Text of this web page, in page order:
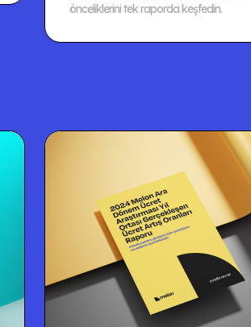
önceliklerini tek raporda keşfedin.